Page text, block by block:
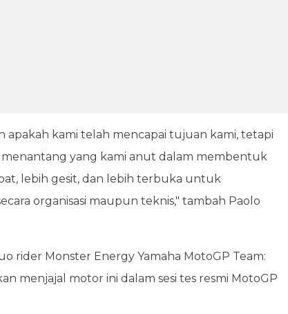
kami telah mencapai tujuan kami, tetapi
yang kami anut dalam membentuk
lebih gesit, dan lebih terbuka untuk
organisasi maupun teknis," tambah Paolo
rider Monster Energy Yamaha MotoGP Team:
menjajal motor ini dalam sesi tes resmi MotoGP